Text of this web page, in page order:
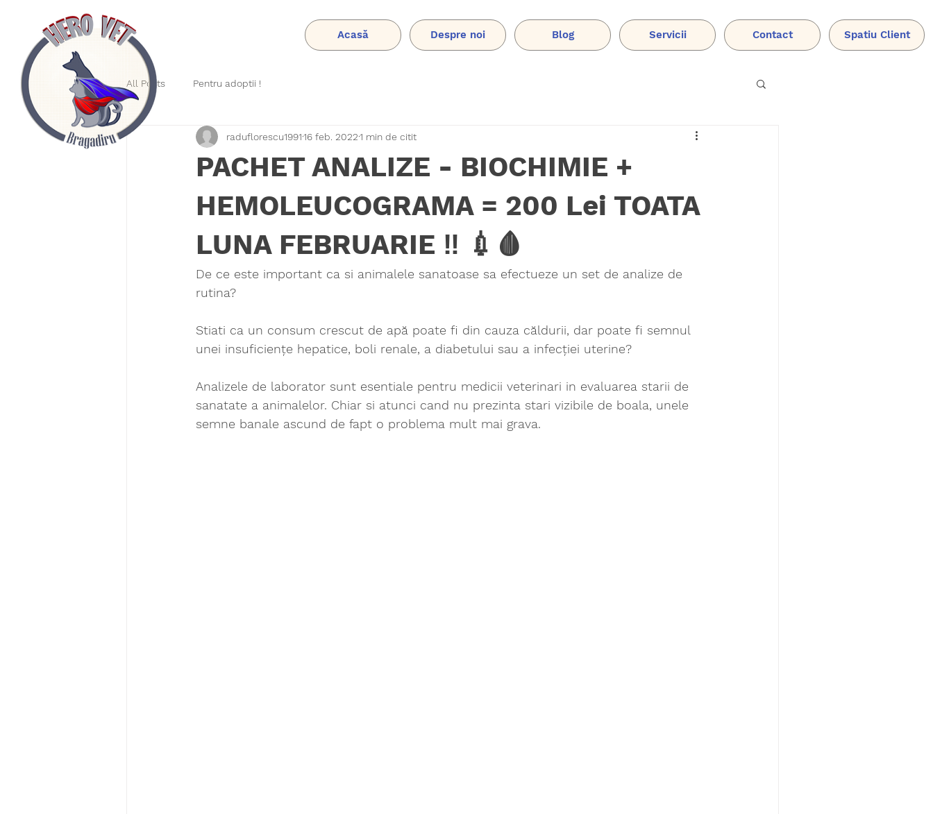
Acasă Despre noi Blog Servicii Contact Spatiu Client
All Posts Pentru adoptii !
PACHET ANALIZE - BIOCHIMIE +
HEMOLEUCOGRAMA = 200 Lei TOATA
LUNA FEBRUARIE ‼ 💉🩸
raduflorescu199116 feb. 20221 min de citit
De ce este important ca si animalele sanatoase sa efectueze un set de analize de
rutina?
Stiati ca un consum crescut de apă poate fi din cauza căldurii, dar poate fi semnul
unei insuficiențe hepatice, boli renale, a diabetului sau a infecției uterine?
Analizele de laborator sunt esentiale pentru medicii veterinari in evaluarea starii de
sanatate a animalelor. Chiar si atunci cand nu prezinta stari vizibile de boala, unele
semne banale ascund de fapt o problema mult mai grava.